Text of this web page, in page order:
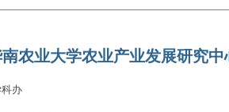
农业大学农业产业发展研究中
办